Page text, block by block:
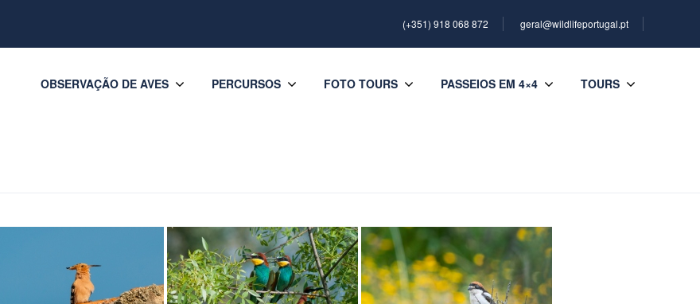
(+351) 918 068 872 geral@wildlifeportugal.pt
OBSERVAÇÃO DE AVES PERCURSOS FOTO TOURS PASSEIOS EM 4×4 TOURS